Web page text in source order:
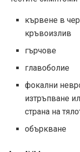
кървене в
кръвоизлив
гърчове
главоболие
фокални
изтръпване
страна на
объркване